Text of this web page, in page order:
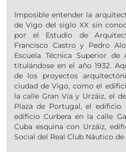
Imposible entender la
de Vigo del siglo XX sin
por el Estudio de
Francisco Castro y Pedro
Escuela Técnica Superior
titulándose en el año 1932.
de los proyectos
ciudad de Vigo, como el
la calle Gran Vía y Urzáiz, el
Plaza de Portugal, el edificio
edificio Curbera en la calle
Cuba esquina con Urzáiz,
Social del Real Club Náutico de